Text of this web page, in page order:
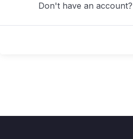
Don't have an account?